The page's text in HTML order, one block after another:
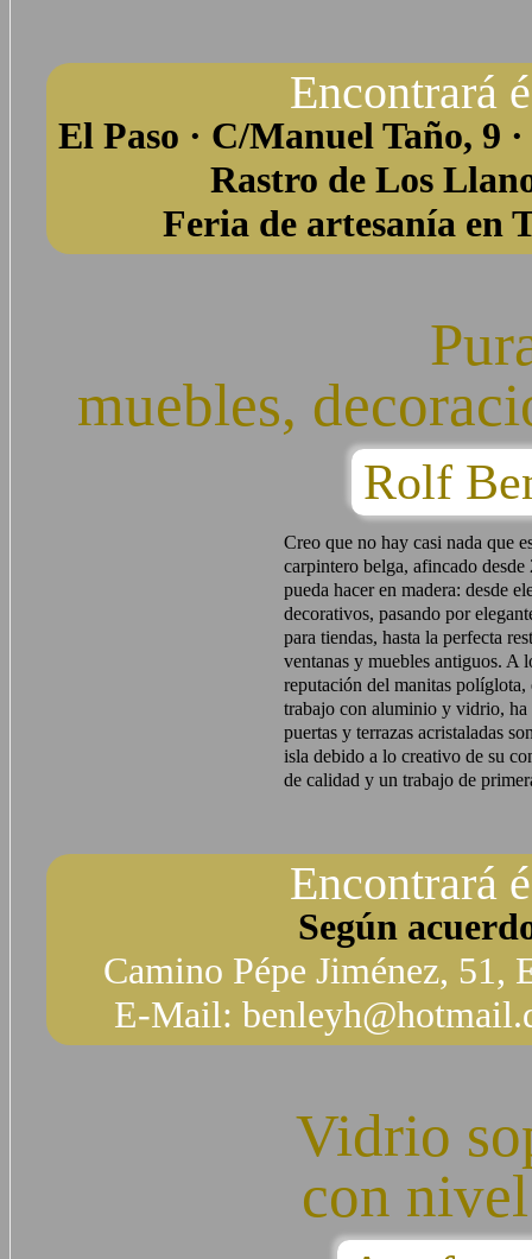
Encontrará
El Paso · C/Manuel Taño, 9
Rastro de Los
Feria de artesanía en
muebles,
Rolf
Creo que no hay casi nada que
carpintero belga, afincado
pueda hacer en madera: desde
decorativos, pasando por
para tiendas, hasta la perfecta
ventanas y muebles antiguos. A
reputación del manitas políglota,
trabajo con aluminio y vidrio, ha
puertas y terrazas acristaladas
isla debido a lo creativo de su
de calidad y un trabajo de
Encontrará
Según
Camino Pépe Jiménez, 51,
E-Mail:
Vidrio
con